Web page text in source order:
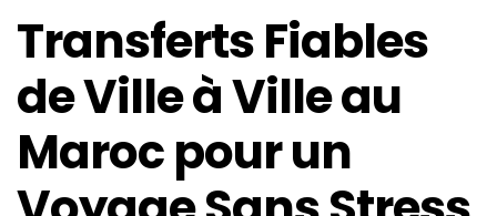
Transferts Fiables
de Ville à Ville au
Maroc pour un